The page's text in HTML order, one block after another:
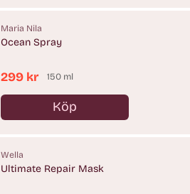
Maria Nila
Ocean Spray
299 kr 150 ml
Köp
Antal
Wella
Ultimate Repair Mask